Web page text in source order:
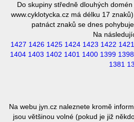
Do skupiny středně dlouhých
www.cyklotycka.cz má délku 17
patnáct znaků se dnes
Na
1427 1426 1425 1424 1423 1422 1421
1404 1403 1402 1401 1400 1399 1398
1381
Na webu jyn.cz naleznete kromě
jsou většinou volné (pokud je již